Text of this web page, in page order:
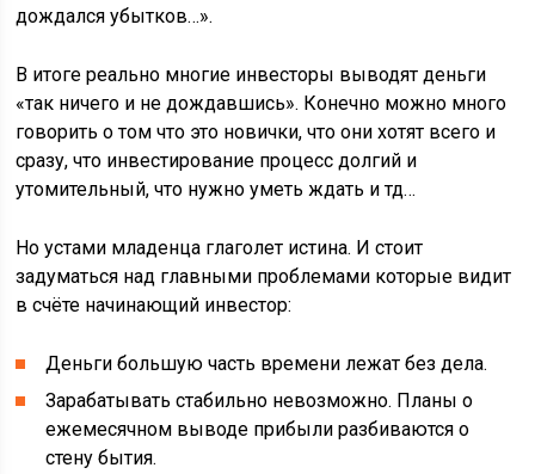
дождался убытков…».
В итоге реально многие инвесторы выводят деньги
«так ничего и не дождавшись». Конечно можно много
говорить о том что это новички, что они хотят всего и
сразу, что инвестирование процесс долгий и
утомительный, что нужно уметь ждать и тд…
Но устами младенца глаголет истина. И стоит
задуматься над главными проблемами которые видит
в счёте начинающий инвестор:
Деньги большую часть времени лежат без дела.
Зарабатывать стабильно невозможно. Планы о
ежемесячном выводе прибыли разбиваются о
стену бытия.